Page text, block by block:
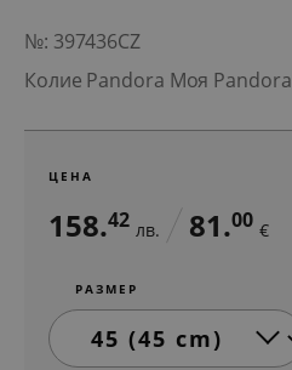
№: 397436CZ
Колие Pandora Моя Pandora
ЦЕНА
158.42 лв. 81.00 €
РАЗМЕР